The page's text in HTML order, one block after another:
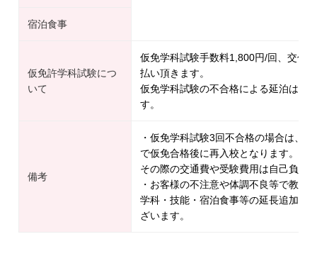
宿泊食事
仮免許学科試験につ
いて
仮免学科試験手数料1,800円/回、交付
払い頂きます。
仮免学科試験の不合格による延泊は1
す。
備考
・仮免学科試験3回不合格の場合は、
で仮免合格後に再入校となります。
その際の交通費や受験費用は自己負担
・お客様の不注意や体調不良等で教習
学科・技能・宿泊食事等の延長追加料
ざいます。